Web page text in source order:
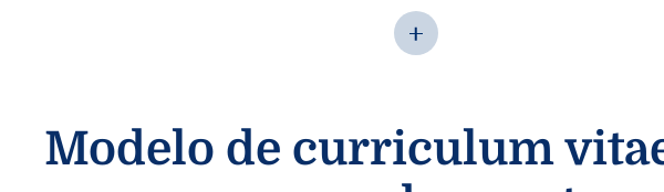
Modelo de curriculum